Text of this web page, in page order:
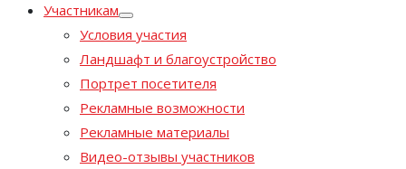
Участникам
Условия участия
Ландшафт и благоустройство
Портрет посетителя
Рекламные возможности
Рекламные материалы
Видео-отзывы участников